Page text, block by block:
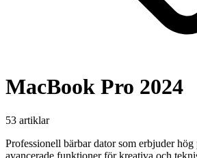
MacBook Pro 2024
53 artiklar
Professionell bärbar dator som erbjuder hög
avancerade funktioner för kreativa och